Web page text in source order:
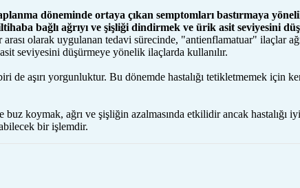
döneminde ortaya çıkan semptomları bastırmaya
bağlı ağrıyı ve şişliği dindirmek ve ürik asit seviyesini
olarak uygulanan tedavi sürecinde, "antienflamatuar" ilaçlar
seviyesini düşürmeye yönelik ilaçlarda kullanılır.
de aşırı yorgunluktur. Bu dönemde hastalığı tetikletmemek için
buz koymak, ağrı ve şişliğin azalmasında etkilidir ancak hastalığı
bir işlemdir.